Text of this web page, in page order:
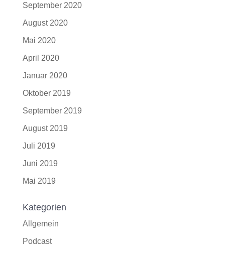
September 2020
August 2020
Mai 2020
April 2020
Januar 2020
Oktober 2019
September 2019
August 2019
Juli 2019
Juni 2019
Mai 2019
Kategorien
Allgemein
Podcast